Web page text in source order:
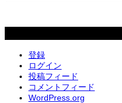
登録
ログイン
投稿フィード
コメントフィード
WordPress.org